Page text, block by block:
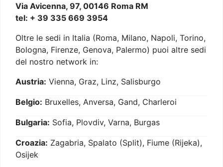
Via Avicenna, 97, 00146 Roma RM
tel: + 39 335 669 3954
Oltre le sedi in Italia (Roma, Milano, Napoli, Torino,
Bologna, Firenze, Genova, Palermo) puoi altre sedi
del nostro network in:
Austria: Vienna, Graz, Linz, Salisburgo
Belgio: Bruxelles, Anversa, Gand, Charleroi
Bulgaria: Sofia, Plovdiv, Varna, Burgas
Croazia: Zagabria, Spalato (Split), Fiume (Rijeka),
Osijek